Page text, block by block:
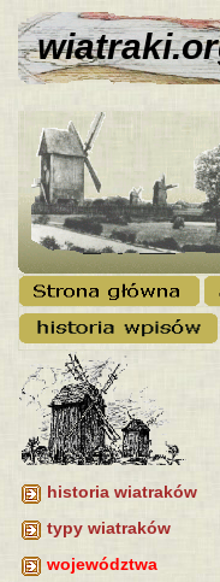
historia wiatraków
typy wiatraków
województwa